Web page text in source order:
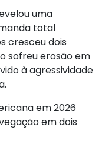
uma
total
cresceu dois
sofreu erosão em
à agressividade
em 2026
em dois